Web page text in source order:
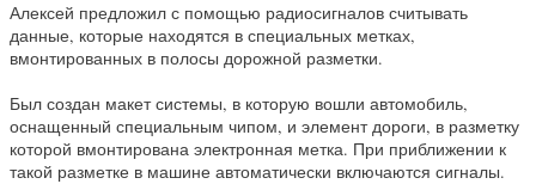
Алексей предложил с помощью радиосигналов считывать
данные, которые находятся в специальных метках,
вмонтированных в полосы дорожной разметки.
Был создан макет системы, в которую вошли автомобиль,
оснащенный специальным чипом, и элемент дороги, в разметку
которой вмонтирована электронная метка. При приближении к
такой разметке в машине автоматически включаются сигналы.